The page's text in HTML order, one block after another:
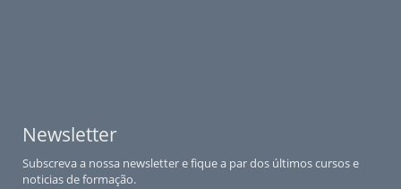
Newsletter
Subscreva a nossa newsletter e fique a par dos últimos cursos e
noticias de formação.